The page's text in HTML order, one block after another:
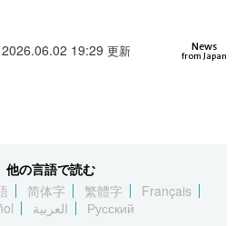
Русский
News
from Japan
19:29 更新
他の言語で読む
简体字 繁體字
Français
العربية Русский